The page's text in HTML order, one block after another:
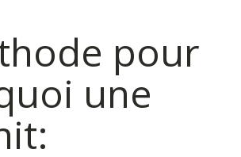
pour
une